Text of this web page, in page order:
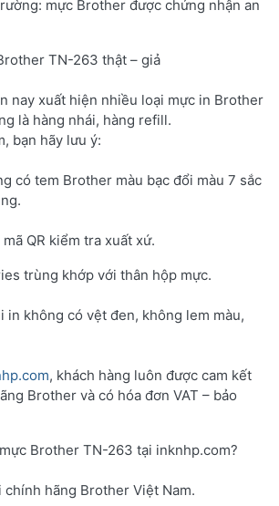
mực Brother được chứng nhận an
TN-263 thật – giả
nay xuất hiện nhiều loại mực in Brother
là hàng nhái, hàng refill.
bạn hãy lưu ý:
có tem Brother màu bạc đổi màu 7 sắc
QR kiểm tra xuất xứ.
trùng khớp với thân hộp mực.
in không có vệt đen, không lem màu,
, khách hàng luôn được cam kết
Brother và có hóa đơn VAT – bảo
Brother TN-263 tại inknhp.com?
hãng Brother Việt Nam.